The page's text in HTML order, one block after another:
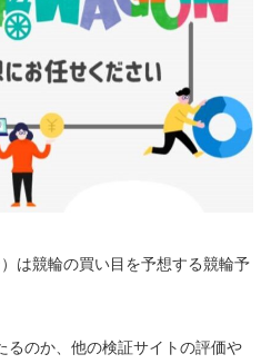
は競輪の買い目を予想する競輪予
るのか、他の検証サイトの評価や